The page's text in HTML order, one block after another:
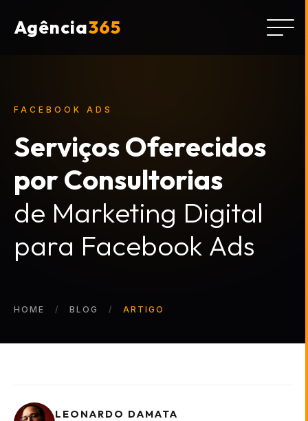
Agência365
FACEBOOK ADS
Serviços Oferecidos
por Consultorias
de Marketing Digital
para Facebook Ads
HOME BLOG ARTIGO
LEONARDO DAMATA